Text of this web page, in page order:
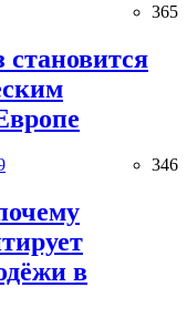
365
становится
346
в